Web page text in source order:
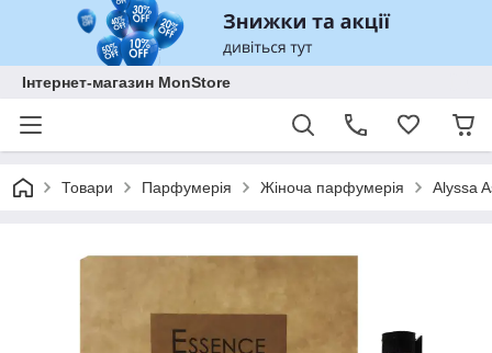
Інтернет-магазин MonStore
Товари Парфумерія Жіноча парфумерія Alyssa